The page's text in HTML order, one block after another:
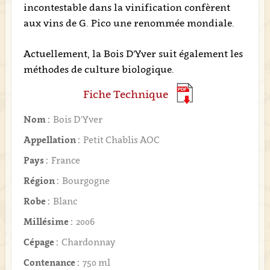
incontestable dans la vinification confèrent
aux vins de G. Pico une renommée mondiale.
Actuellement, la Bois D'Yver suit également les
méthodes de culture biologique.
Fiche Technique
Nom : Bois D'Yver
Appellation : Petit Chablis AOC
Pays : France
Région : Bourgogne
Robe : Blanc
Millésime : 2006
Cépage : Chardonnay
Contenance : 750 ml